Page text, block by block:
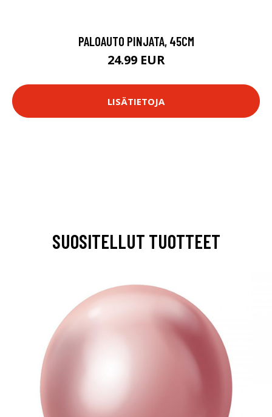
PALOAUTO PINJATA, 45CM
24.99 EUR
LISÄTIETOJA
SUOSITELLUT TUOTTEET